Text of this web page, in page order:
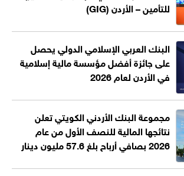
للتأمين – الأردن (GIG)
البنك العربي الإسلامي الدولي يحصل
على جائزة أفضل مؤسسة مالية إسلامية
في الأردن لعام 2026
مجموعة البنك الأردني الكويتي تعلن
نتائجها المالية للنصف الأول من عام
2026 بصافي أرباح بلغ 57.6 مليون دينار